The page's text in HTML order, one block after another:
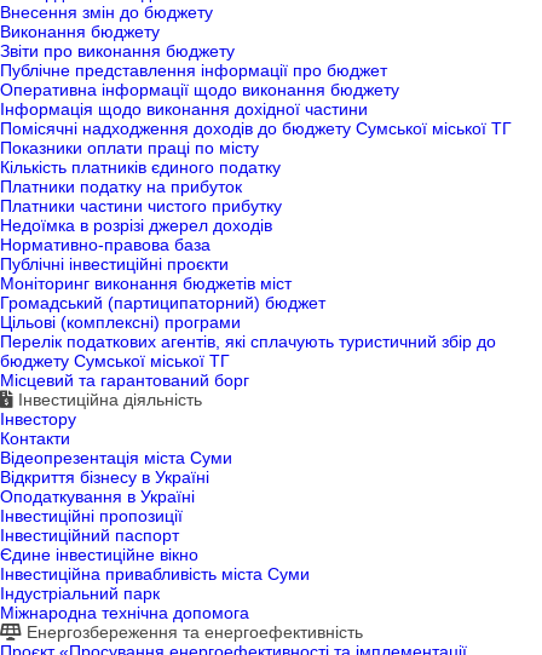
Внесення змін до бюджету
Виконання бюджету
Звіти про виконання бюджету
Публічне представлення інформації про бюджет
Оперативна інформації щодо виконання бюджету
Інформація щодо виконання дохідної частини
Помісячні надходження доходів до бюджету Сумської міської ТГ
Показники оплати праці по місту
Кількість платників єдиного податку
Платники податку на прибуток
Платники частини чистого прибутку
Недоїмка в розрізі джерел доходів
Нормативно-правова база
Публічні інвестиційні проєкти
Моніторинг виконання бюджетів міст
Громадський (партиципаторний) бюджет
Цільові (комплексні) програми
Перелік податкових агентів, які сплачують туристичний збір до
бюджету Сумської міської ТГ
Місцевий та гарантований борг
Інвестиційна діяльність
Інвестору
Контакти
Відеопрезентація міста Суми
Відкриття бізнесу в Україні
Оподаткування в Україні
Інвестиційні пропозиції
Інвестиційний паспорт
Єдине інвестиційне вікно
Інвестиційна привабливість міста Суми
Індустріальний парк
Міжнародна технічна допомога
Енергозбереження та енергоефективність